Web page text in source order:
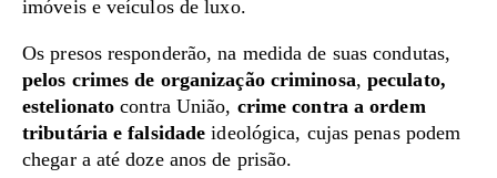
imóveis e veículos de luxo.
Os presos responderão, na medida de suas condutas,
pelos crimes de organização criminosa, peculato,
estelionato contra União, crime contra a ordem
tributária e falsidade ideológica, cujas penas podem
chegar a até doze anos de prisão.